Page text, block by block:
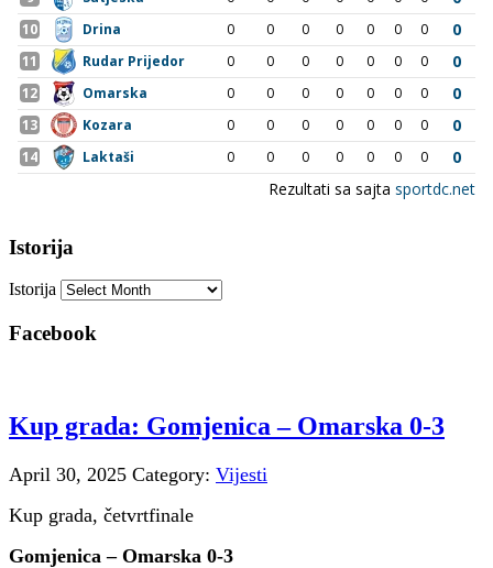
Istorija
Istorija
Facebook
Kup grada: Gomjenica – Omarska 0-3
April 30, 2025 Category: Vijesti
Kup grada, četvrtfinale
Gomjenica – Omarska 0-3